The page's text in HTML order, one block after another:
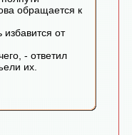
обращается к
от
- ответил
их.